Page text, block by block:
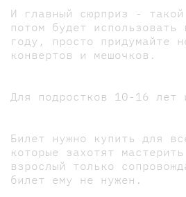
И главный сюрприз -
потом будет использовать
году, просто придумайте
конвертов и мешочков.
Для подростков 10-16 лет
Билет нужно купить для
которые захотят
взрослый только
билет ему не нужен.